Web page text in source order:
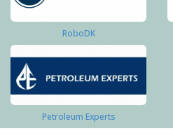
RoboDK
Petroleum Experts